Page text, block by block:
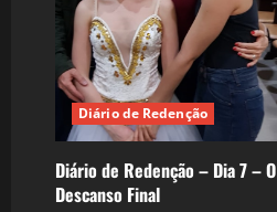
Diário de Redenção
Diário de Redenção – Dia 7 – O
Descanso Final